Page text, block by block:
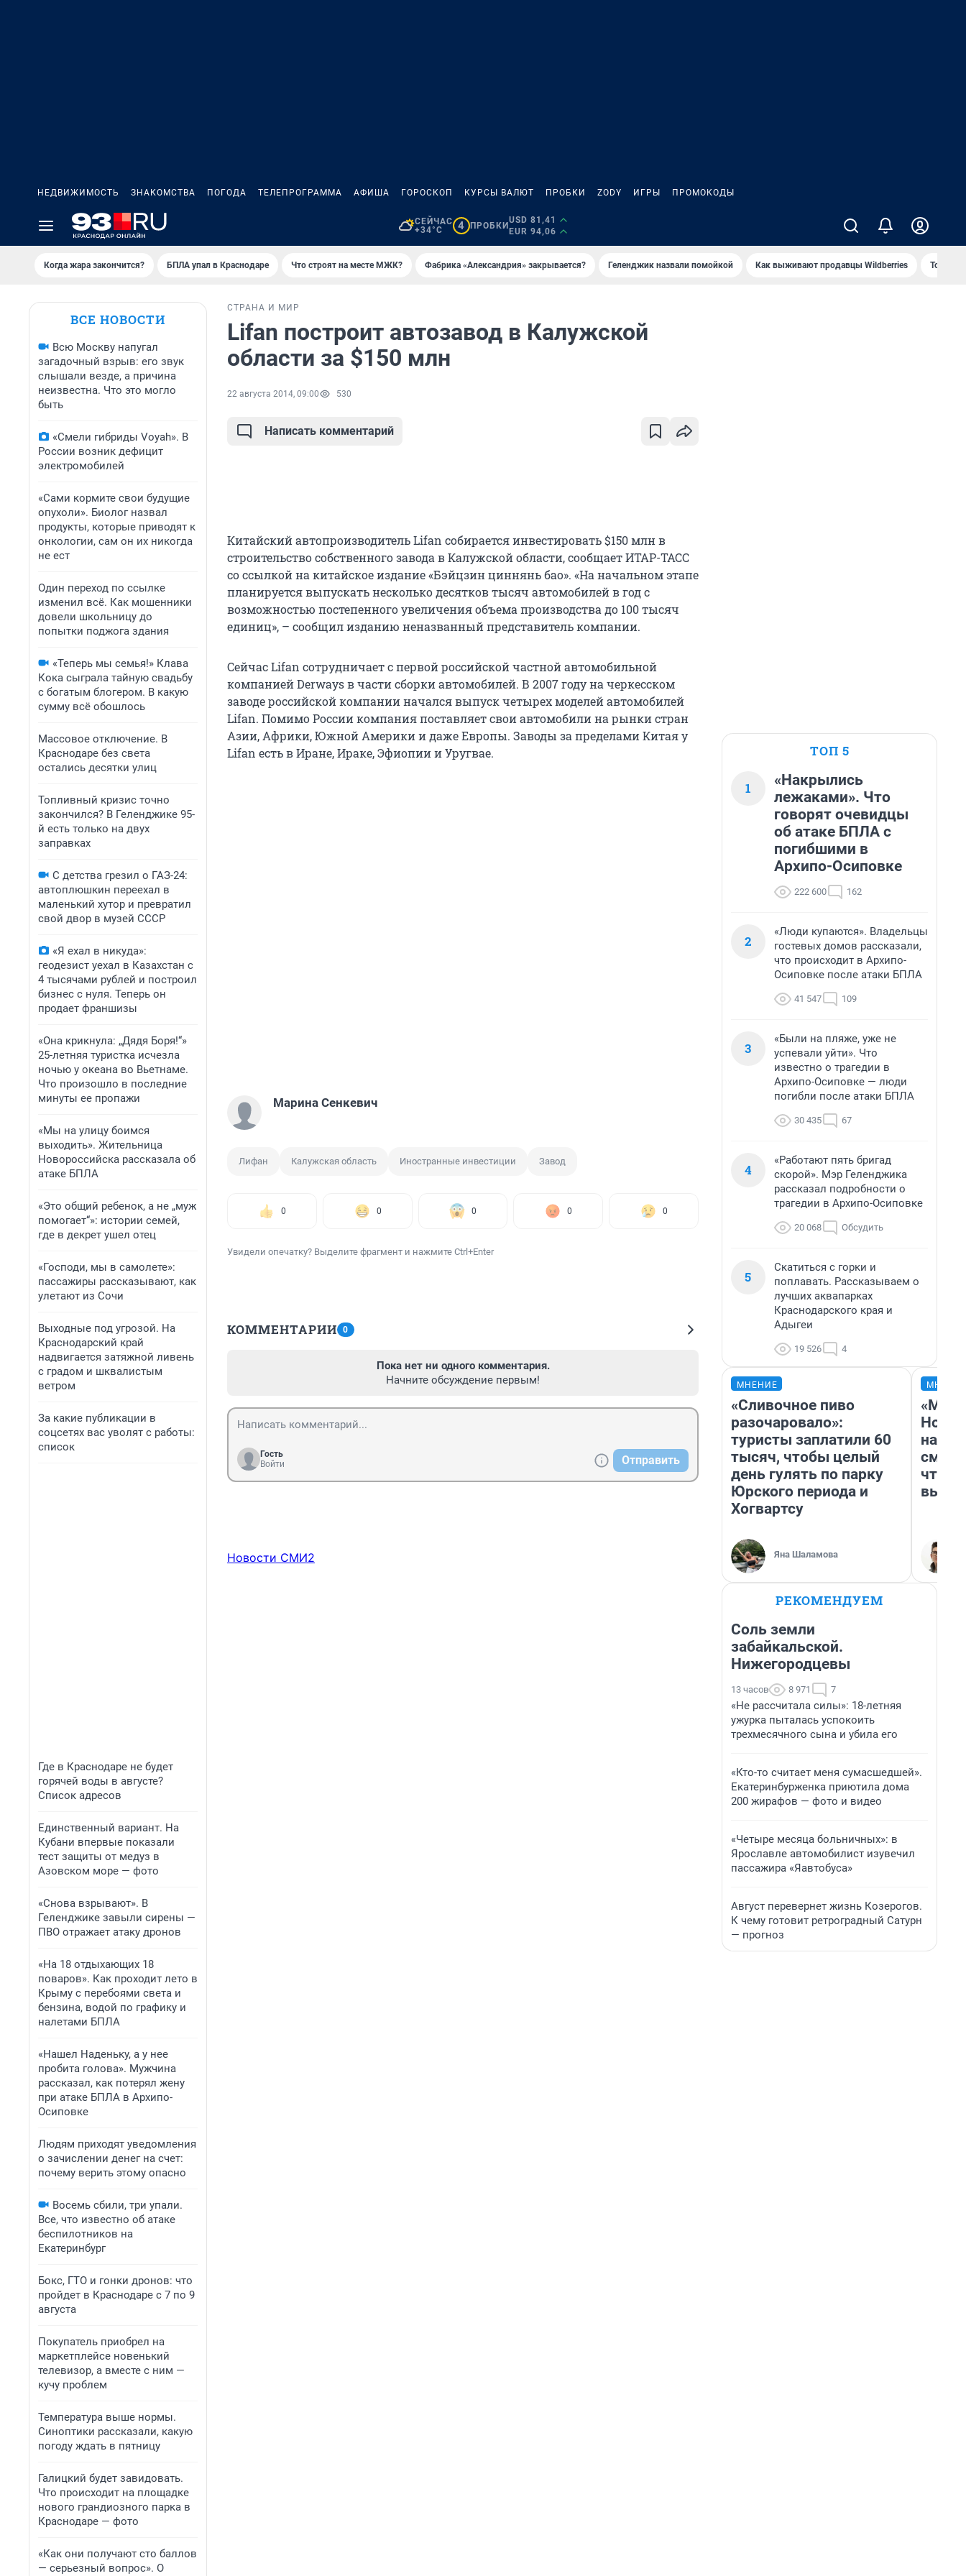
НЕДВИЖИМОСТЬ ЗНАКОМСТВА ПОГОДА ТЕЛЕПРОГРАММА АФИША ГОРОСКОП КУРСЫ ВАЛЮТ ПРОБКИ ZODY ИГРЫ ПРОМОКОДЫ
СЕЙЧАС
+34°C
4 ПРОБКИ
USD 81,41
EUR 94,06
Когда жара закончится? БПЛА упал в Краснодаре Что строят на месте МЖК? Фабрика «Александрия» закрывается? Геленджик назвали помойкой Как выживают продавцы Wildberries Топ
ВСЕ НОВОСТИ
Всю Москву напугал
загадочный взрыв: его звук
слышали везде, а причина
неизвестна. Что это могло
быть
«Смели гибриды Voyah». В
России возник дефицит
электромобилей
«Сами кормите свои будущие
опухоли». Биолог назвал
продукты, которые приводят к
онкологии, сам он их никогда
не ест
Один переход по ссылке
изменил всё. Как мошенники
довели школьницу до
попытки поджога здания
«Теперь мы семья!» Клава
Кока сыграла тайную свадьбу
с богатым блогером. В какую
сумму всё обошлось
Массовое отключение. В
Краснодаре без света
остались десятки улиц
Топливный кризис точно
закончился? В Геленджике 95-
й есть только на двух
заправках
С детства грезил о ГАЗ-24:
автоплюшкин переехал в
маленький хутор и превратил
свой двор в музей СССР
«Я ехал в никуда»:
геодезист уехал в Казахстан с
4 тысячами рублей и построил
бизнес с нуля. Теперь он
продает франшизы
«Она крикнула: „Дядя Боря!“»
25-летняя туристка исчезла
ночью у океана во Вьетнаме.
Что произошло в последние
минуты ее пропажи
«Мы на улицу боимся
выходить». Жительница
Новороссийска рассказала об
атаке БПЛА
«Это общий ребенок, а не „муж
помогает“»: истории семей,
где в декрет ушел отец
«Господи, мы в самолете»:
пассажиры рассказывают, как
улетают из Сочи
Выходные под угрозой. На
Краснодарский край
надвигается затяжной ливень
с градом и шквалистым
ветром
За какие публикации в
соцсетях вас уволят с работы:
список
Где в Краснодаре не будет
горячей воды в августе?
Список адресов
Единственный вариант. На
Кубани впервые показали
тест защиты от медуз в
Азовском море — фото
«Снова взрывают». В
Геленджике завыли сирены —
ПВО отражает атаку дронов
«На 18 отдыхающих 18
поваров». Как проходит лето в
Крыму с перебоями света и
бензина, водой по графику и
налетами БПЛА
«Нашел Наденьку, а у нее
пробита голова». Мужчина
рассказал, как потерял жену
при атаке БПЛА в Архипо-
Осиповке
Людям приходят уведомления
о зачислении денег на счет:
почему верить этому опасно
Восемь сбили, три упали.
Все, что известно об атаке
беспилотников на
Екатеринбург
Бокс, ГТО и гонки дронов: что
пройдет в Краснодаре с 7 по 9
августа
Покупатель приобрел на
маркетплейсе новенький
телевизор, а вместе с ним —
кучу проблем
Температура выше нормы.
Синоптики рассказали, какую
погоду ждать в пятницу
Галицкий будет завидовать.
Что происходит на площадке
нового грандиозного парка в
Краснодаре — фото
«Как они получают сто баллов
— серьезный вопрос». О
СТРАНА И МИР
Lifan построит автозавод в Калужской
области за $150 млн
22 августа 2014, 09:00 530
Написать комментарий
Китайский автопроизводитель Lifan собирается инвестировать $150 млн в
строительство собственного завода в Калужской области, сообщает ИТАР-ТАСС
со ссылкой на китайское издание «Бэйцзин циннянь бао». «На начальном этапе
планируется выпускать несколько десятков тысяч автомобилей в год с
возможностью постепенного увеличения объема производства до 100 тысяч
единиц», – сообщил изданию неназванный представитель компании.
Сейчас Lifan сотрудничает с первой российской частной автомобильной
компанией Derways в части сборки автомобилей. В 2007 году на черкесском
заводе российской компании начался выпуск четырех моделей автомобилей
Lifan. Помимо России компания поставляет свои автомобили на рынки стран
Азии, Африки, Южной Америки и даже Европы. Заводы за пределами Китая у
Lifan есть в Иране, Ираке, Эфиопии и Уругвае.
Марина Сенкевич
Лифан Калужская область Иностранные инвестиции Завод
0 0 0 0 0
Увидели опечатку? Выделите фрагмент и нажмите Ctrl+Enter
КОММЕНТАРИИ 0
Пока нет ни одного комментария.
Начните обсуждение первым!
Гость
Войти
Отправить
Новости СМИ2
ТОП 5
1
«Накрылись
лежаками». Что
говорят очевидцы
об атаке БПЛА с
погибшими в
Архипо-Осиповке
222 600 162
2
«Люди купаются». Владельцы
гостевых домов рассказали,
что происходит в Архипо-
Осиповке после атаки БПЛА
41 547 109
3
«Были на пляже, уже не
успевали уйти». Что
известно о трагедии в
Архипо-Осиповке — люди
погибли после атаки БПЛА
30 435 67
4
«Работают пять бригад
скорой». Мэр Геленджика
рассказал подробности о
трагедии в Архипо-Осиповке
20 068 Обсудить
5
Скатиться с горки и
поплавать. Рассказываем о
лучших аквапарках
Краснодарского края и
Адыгеи
19 526 4
МНЕНИЕ
«Сливочное пиво
разочаровало»:
туристы заплатили 60
тысяч, чтобы целый
день гулять по парку
Юрского периода и
Хогвартсу
Яна Шаламова
«Мы
РЕКОМЕНДУЕМ
Соль земли
забайкальской.
Нижегородцевы
13 часов 8 971 7
«Не рассчитала силы»: 18-летняя
ужурка пыталась успокоить
трехмесячного сына и убила его
«Кто-то считает меня сумасшедшей».
Екатеринбурженка приютила дома
200 жирафов — фото и видео
«Четыре месяца больничных»: в
Ярославле автомобилист изувечил
пассажира «Яавтобуса»
Август перевернет жизнь Козерогов.
К чему готовит ретроградный Сатурн
— прогноз